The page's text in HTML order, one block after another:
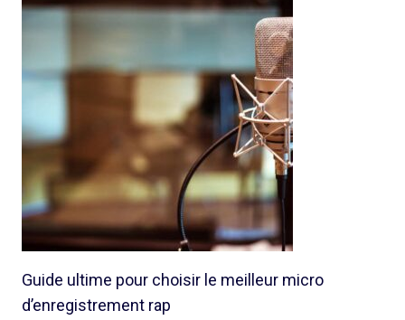
Guide ultime pour choisir le meilleur micro
d’enregistrement rap